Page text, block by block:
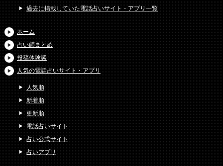
過去に掲載していた電話占いサイト・アプリ一覧
ホーム
占い師まとめ
投稿体験談
人気の電話占いサイト・アプリ
人気順
新着順
更新順
電話占いサイト
占い公式サイト
占いアプリ